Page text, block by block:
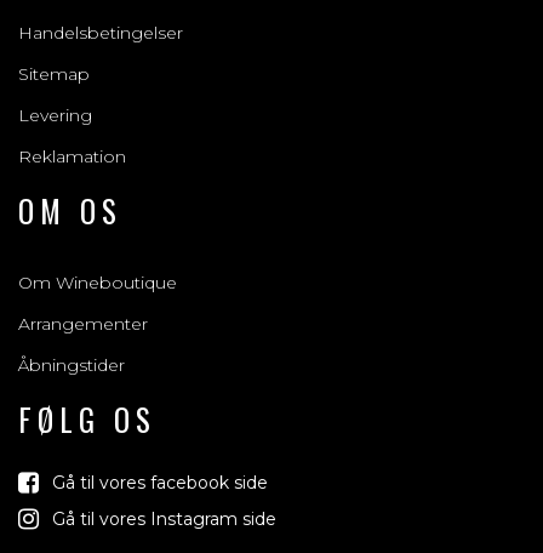
Handelsbetingelser
Sitemap
Levering
Reklamation
OM OS
Om Wineboutique
Arrangementer
Åbningstider
FØLG OS
Gå til vores facebook side
Gå til vores Instagram side